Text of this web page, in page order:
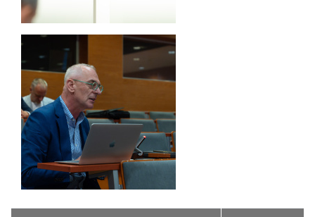
Załączniki